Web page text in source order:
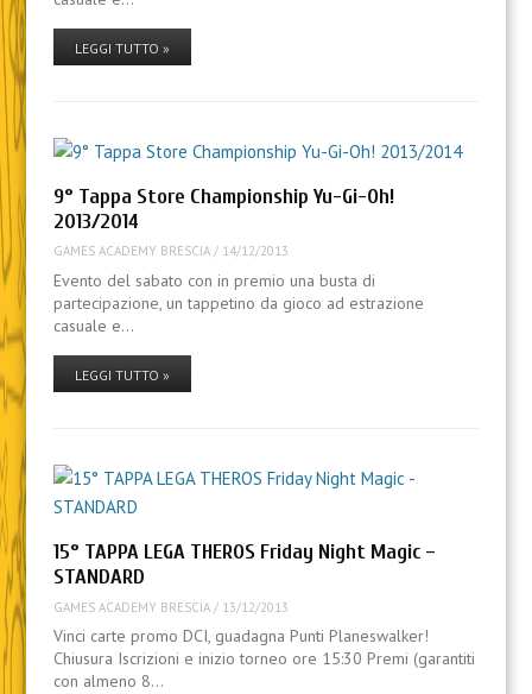
LEGGI TUTTO »
9° Tappa Store Championship Yu-Gi-Oh!
2013/2014
GAMES ACADEMY BRESCIA/ 14/12/2013
Evento del sabato con in premio una busta di
partecipazione, un tappetino da gioco ad estrazione
casuale e…
LEGGI TUTTO »
15° TAPPA LEGA THEROS Friday Night Magic –
STANDARD
GAMES ACADEMY BRESCIA/ 13/12/2013
Vinci carte promo DCI, guadagna Punti Planeswalker!
Chiusura Iscrizioni e inizio torneo ore 15:30 Premi (garantiti
con almeno 8…